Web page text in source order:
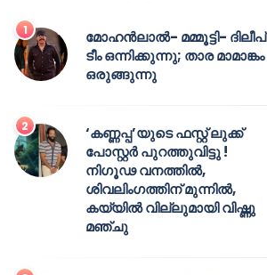
മോഹൻലാൽ- മമ്മൂട്ടി- ദിലീപ്
ടീം ഒന്നിക്കുന്നു; താര മാമാങ്കം
ഒരുങ്ങുന്നു
‘കണ്ണപ്പ’യുടെ ഫസ്റ്റ് ലുക്ക്
പോസ്റ്റർ പുറത്തുവിട്ടു !
നിഗൂഢ വനത്തിൽ,
ശിവലിംഗത്തിന് മുന്നിൽ,
കയ്യിൽ വില്ലുമായി വിഷ്ണു
മഞ്ചു